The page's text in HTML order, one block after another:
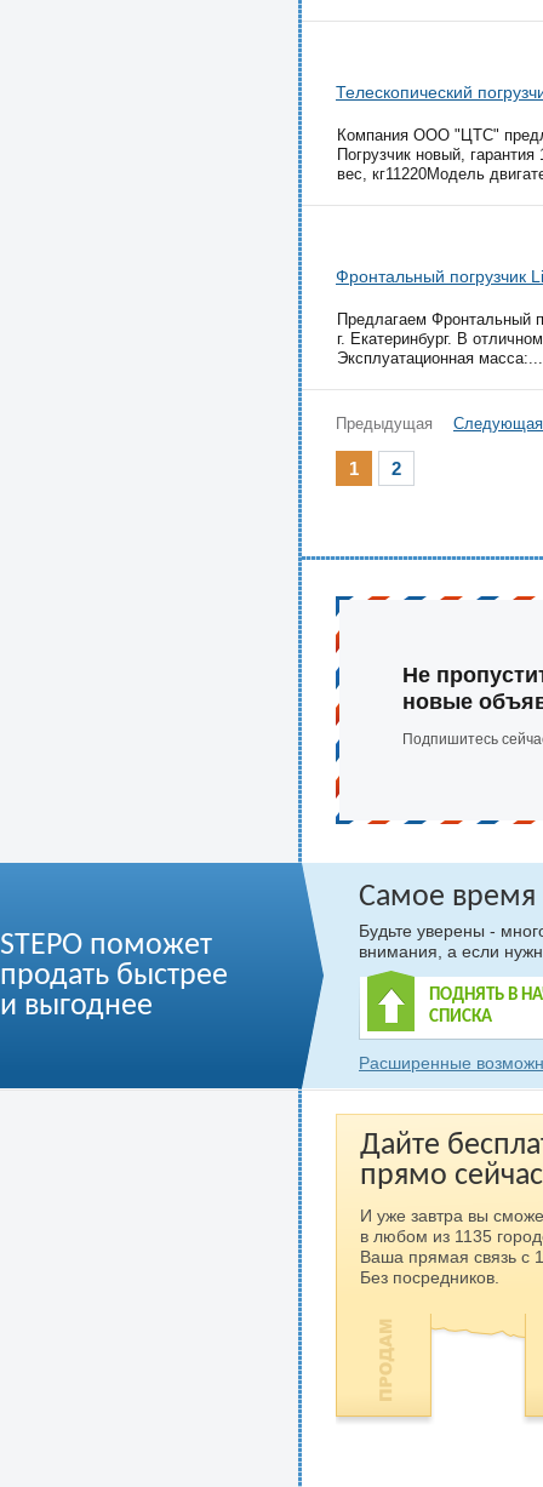
Телескопический
Компания ООО "ЦТС"
Погрузчик новый,
вес, кг11220Модель
Фронтальный погрузчик
Предлагаем Фронтальный
г. Екатеринбург. В
Эксплуатационная масса:...
Предыдущая Следующая
1 2
Не
новые
Подпишитесь
STEPO поможет
продать быстрее
и выгоднее
Самое время
Будьте уверены -
внимания, а если
ПОДНЯТЬ В
СПИСКА
Расширенные
Дайте
прямо
И уже завтра вы
в любом из 1135
Ваша прямая связь с
Без посредников.